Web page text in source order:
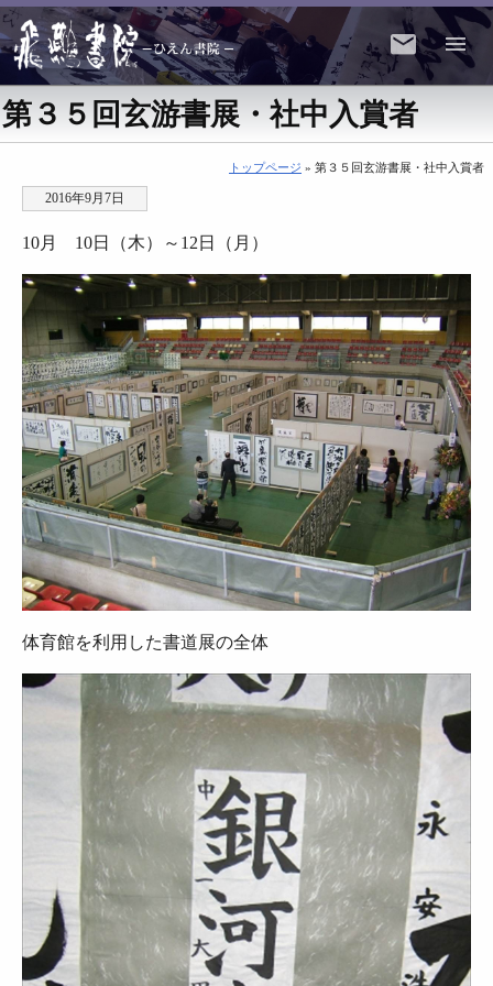
第３５回玄游書展・社中入賞者
トップページ » 第３５回玄游書展・社中入賞者
2016年9月7日
10月 10日（木）～12日（月）
体育館を利用した書道展の全体